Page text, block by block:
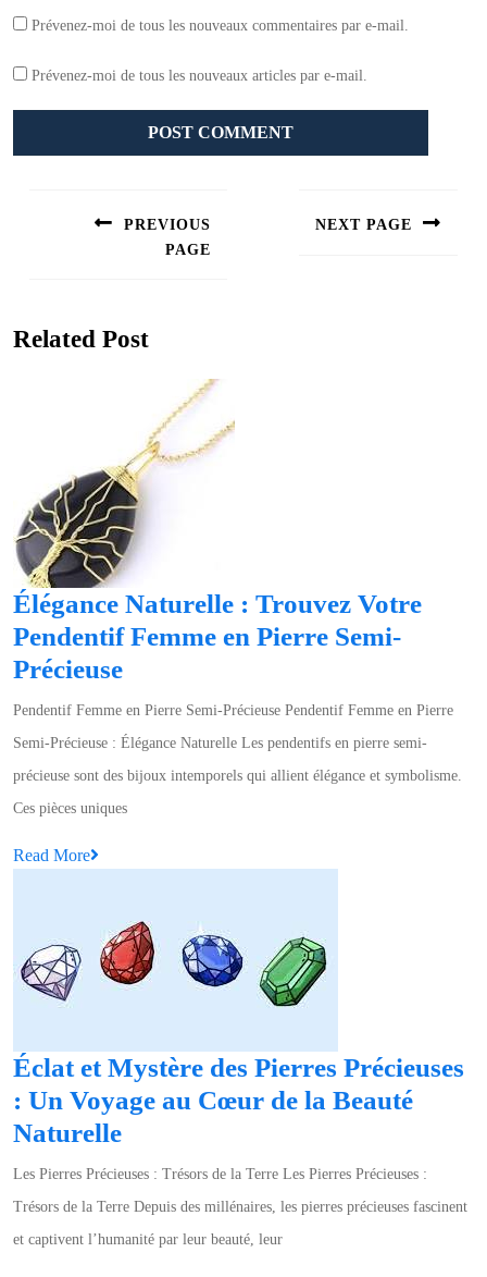
Prévenez-moi de tous les nouveaux commentaires par e-mail.
Prévenez-moi de tous les nouveaux articles par e-mail.
PREVIOUS
PAGE
NEXT PAGE
Related Post
Élégance Naturelle : Trouvez Votre
Pendentif Femme en Pierre Semi-
PrécieuseÉlégance
Naturelle
:
Trouvez
Votre
Femme
Pierre
Semi-
Précieuse
Pendentif Femme en Pierre Semi-Précieuse Pendentif Femme en Pierre
Semi-Précieuse : Élégance Naturelle Les pendentifs en pierre semi-
précieuse sont des bijoux intemporels qui allient élégance et symbolisme.
Ces pièces uniques
Read More
Éclat et Mystère des Pierres Précieuses
: Un Voyage au Cœur de la Beauté
NaturelleÉclat
et
Mystère
des
Les Pierres Précieuses : Trésors de la Terre Les Pierres Précieuses :
Trésors de la Terre Depuis des millénaires, les pierres précieuses fascinent
et captivent l’humanité par leur beauté, leur